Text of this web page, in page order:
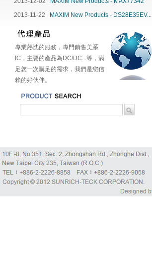
2013-11-22
MAXIM New Products - DS28E35EV...
專業熱忱的服務，專門銷售美系
IC，主要的產品為DC/DC...等，滿
足您一次購足的需求，我們是您信
賴的好伙伴。